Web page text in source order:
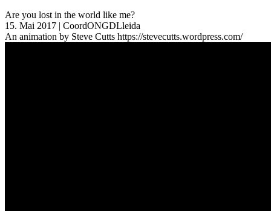
Are you lost in the world like me?
15. Mai 2017 | CoordONGDLleida
An animation by Steve Cutts https://stevecutts.wordpress.com/